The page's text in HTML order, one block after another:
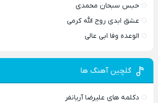
حبس سبحان محمدی
عشق ابدی روح الله کرمی
الوعده وفا ابی عالی
گلچین آهنگ ها
دکلمه های علیرضا آریانفر